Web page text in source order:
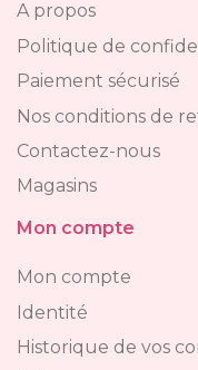
A propos
Politique de
Paiement sécurisé
Nos conditions de
Contactez-nous
Magasins
Mon compte
Mon compte
Identité
Historique de vos